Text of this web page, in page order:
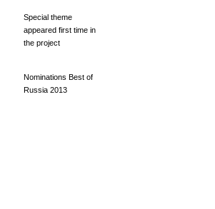
Special theme
appeared first time in
the project
Nominations Best of
Russia 2013